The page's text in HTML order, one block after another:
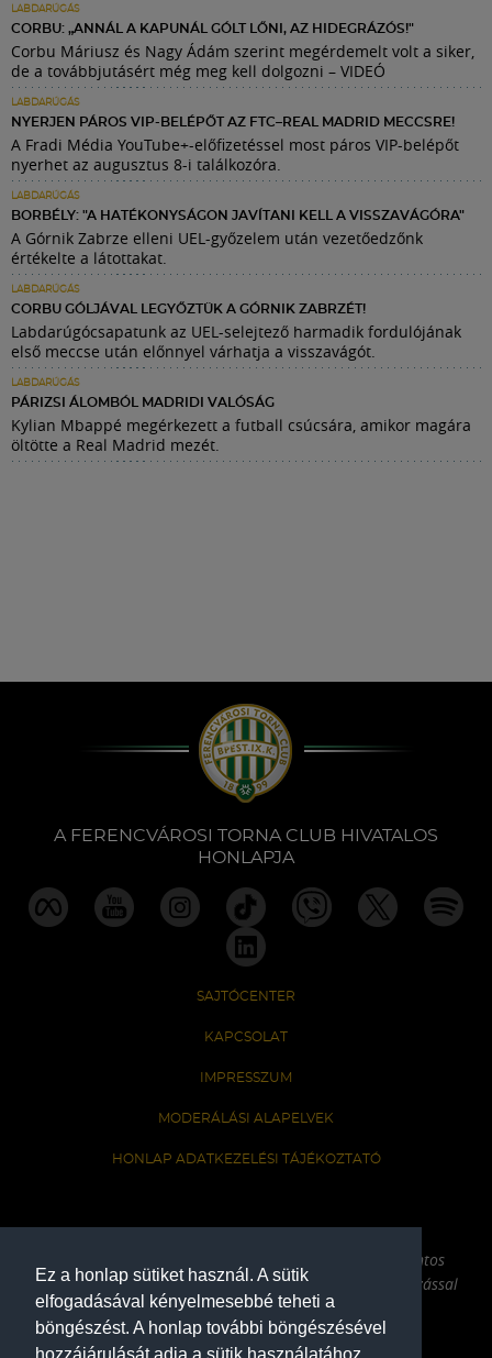
Ez a honlap sütiket használ. A sütik
elfogadásával kényelmesebbé teheti a
böngészést. A honlap további böngészésével
LABDARÚGÁS
CORBU: „ANNÁL A KAPUNÁL GÓLT LŐNI, AZ HIDEGRÁZÓS!"
Corbu Máriusz és Nagy Ádám szerint megérdemelt volt a siker,
de a továbbjutásért még meg kell dolgozni – VIDEÓ
LABDARÚGÁS
NYERJEN PÁROS VIP-BELÉPŐT AZ FTC–REAL MADRID MECCSRE!
A Fradi Média YouTube+-előfizetéssel most páros VIP-belépőt
nyerhet az augusztus 8-i találkozóra.
LABDARÚGÁS
BORBÉLY: "A HATÉKONYSÁGON JAVÍTANI KELL A VISSZAVÁGÓRA"
A Górnik Zabrze elleni UEL-győzelem után vezetőedzőnk
értékelte a látottakat.
LABDARÚGÁS
CORBU GÓLJÁVAL LEGYŐZTÜK A GÓRNIK ZABRZÉT!
Labdarúgócsapatunk az UEL-selejtező harmadik fordulójának
első meccse után előnnyel várhatja a visszavágót.
LABDARÚGÁS
PÁRIZSI ÁLOMBÓL MADRIDI VALÓSÁG
Kylian Mbappé megérkezett a futball csúcsára, amikor magára
öltötte a Real Madrid mezét.
A FERENCVÁROSI TORNA CLUB HIVATALOS
HONLAPJA
SAJTÓCENTER
KAPCSOLAT
IMPRESSZUM
MODERÁLÁSI ALAPELVEK
HONLAP ADATKEZELÉSI TÁJÉKOZTATÓ
Az oldalon található írott és képi anyagok csak a forrás pontos
megjelölésével, internetes felhasználás esetén aktív hivatkozással
használhatóak fel.